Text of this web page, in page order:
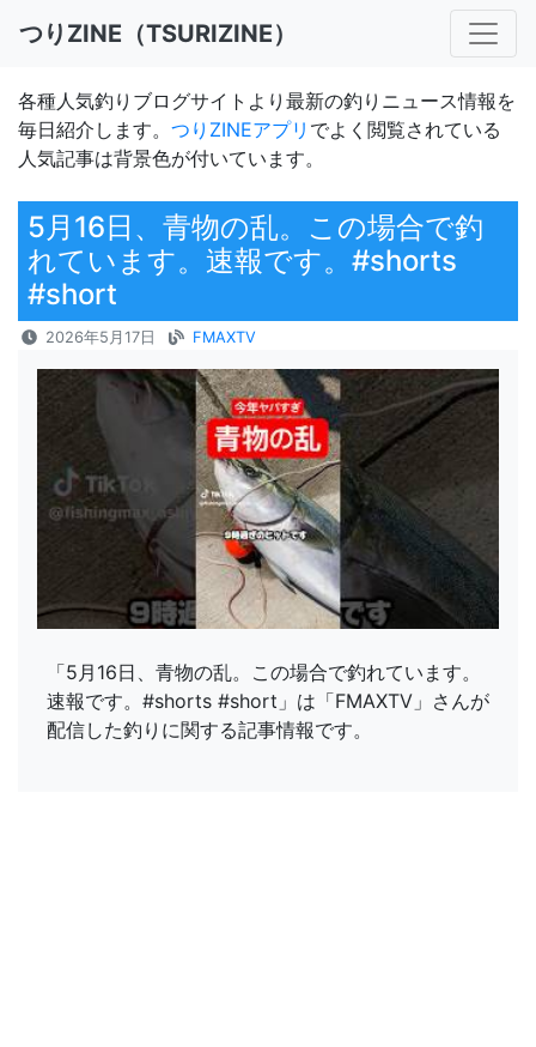
つりZINE（TSURIZINE）
各種人気釣りブログサイトより最新の釣りニュース情報を
毎日紹介します。 つりZINEアプリ でよく閲覧されている
人気記事は背景色が付いています。
5月16日、青物の乱。この場合で釣
れています。速報です。#shorts
#short
2026年5月17日 FMAXTV
「5月16日、青物の乱。この場合で釣れています。
速報です。#shorts #short」は「FMAXTV」さんが
配信した釣りに関する記事情報です。